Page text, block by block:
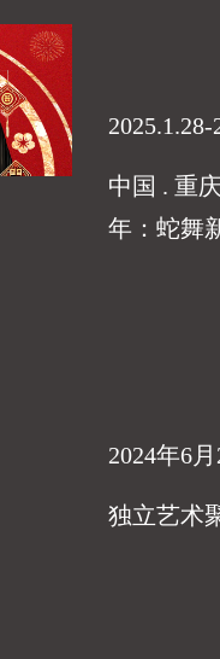
2025.1.28-
中国 . 重
年：蛇舞
2024年6
独立艺术